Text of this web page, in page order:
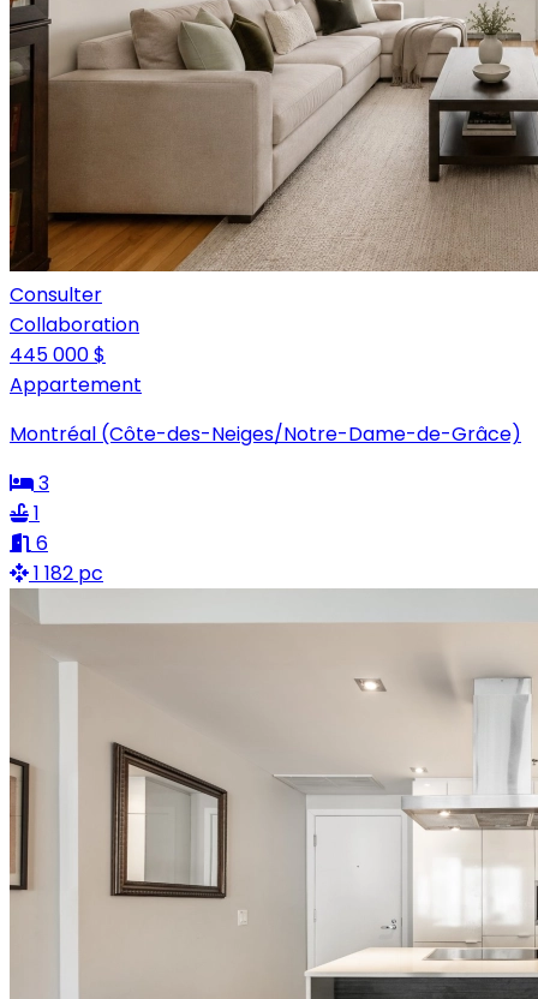
Consulter
Collaboration
445 000 $
Appartement
Montréal (Côte-des-Neiges/Notre-Dame-de-Grâce)
3
1
6
1 182 pc